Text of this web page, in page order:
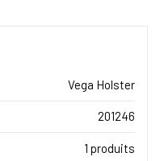
Vega Holster
201246
1 produits